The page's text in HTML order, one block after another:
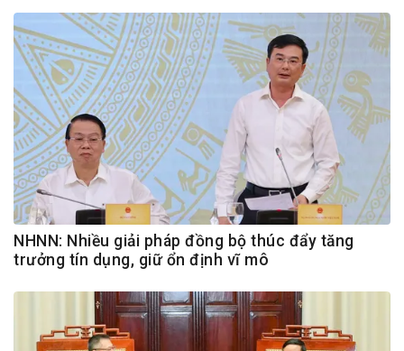
NHNN: Nhiều giải pháp đồng bộ thúc đẩy tăng
trưởng tín dụng, giữ ổn định vĩ mô